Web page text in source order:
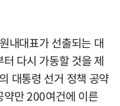
내대표가 선출되는 대
다시 가동할 것을 제
대통령 선거 정책 공약
약만 200여건에 이른